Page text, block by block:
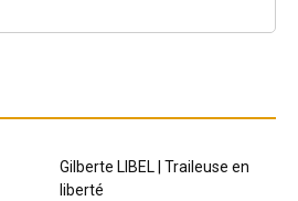
Gilberte LIBEL | Traileuse en
liberté